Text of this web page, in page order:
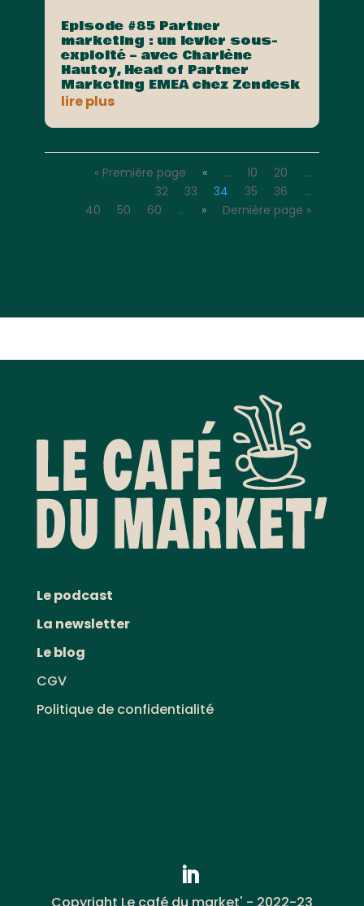
Episode #85 Partner
marketing : un levier sous-
exploité – avec Charlène
Hautoy, Head of Partner
Marketing EMEA chez Zendesk
lire plus
« Première page « … 10 20
…
32
33 34 35 36
…
40
50 60 … » Dernière page »
Le podcast
La newsletter
Le blog
CGV
Politique de confidentialité